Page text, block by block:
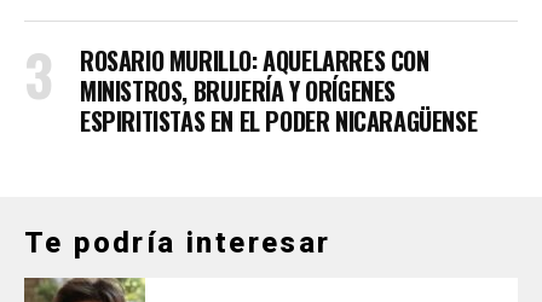
ROSARIO MURILLO: AQUELARRES CON
MINISTROS, BRUJERÍA Y ORÍGENES
ESPIRITISTAS EN EL PODER NICARAGÜENSE
Te podría interesar